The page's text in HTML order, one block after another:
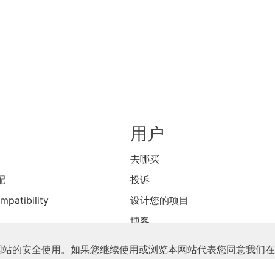
用户
去哪买
投诉
设计您的项目
博客
的安全使用。如果您继续使用或浏览本网站代表您同意我们在